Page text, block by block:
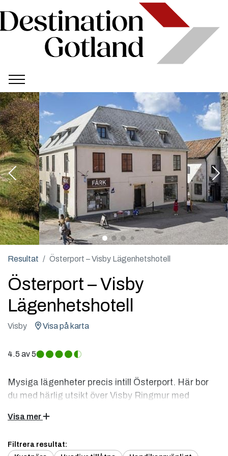
Resultat Österport – Visby Lägenhetshotell
Österport – Visby
Lägenhetshotell
Visby Visa på karta
4.5 av 5
Mysiga lägenheter precis intill Österport. Här bor
du med härlig utsikt över Visby Ringmur med
Österport. Om du vill utforska området kan du vandra i
Visa mer
Filtrera resultat: